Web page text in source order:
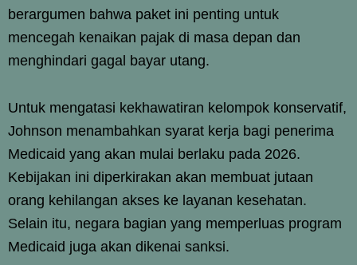
berargumen bahwa paket ini penting untuk
mencegah kenaikan pajak di masa depan dan
menghindari gagal bayar utang.
Untuk mengatasi kekhawatiran kelompok konservatif,
Johnson menambahkan syarat kerja bagi penerima
Medicaid yang akan mulai berlaku pada 2026.
Kebijakan ini diperkirakan akan membuat jutaan
orang kehilangan akses ke layanan kesehatan.
Selain itu, negara bagian yang memperluas program
Medicaid juga akan dikenai sanksi.